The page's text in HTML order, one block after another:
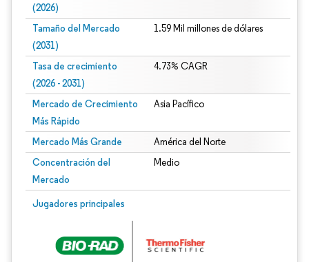
(2026)
Tamaño del Mercado
(2031)
1.59 Mil millones de dólares
Tasa de crecimiento
(2026 - 2031)
4.73% CAGR
Mercado de Crecimiento
Más Rápido
Asia Pacífico
Mercado Más Grande América del Norte
Concentración del
Mercado
Medio
Jugadores principales
Imagen © Mordor Intelligence. El uso requiere atribución según CC BY 4.0.